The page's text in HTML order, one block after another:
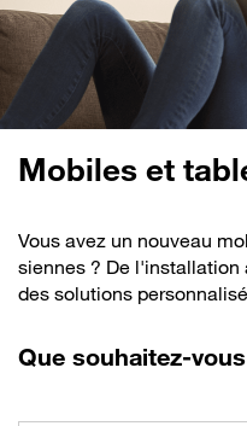
Mobiles et
Vous avez un nouveau
siennes ? De l'installation
des solutions
Que souhaitez-